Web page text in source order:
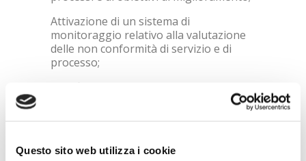
Questo sito web utilizza i cookie
Attivazione di un sistema di
monitoraggio relativo alla valutazione
delle non conformità di servizio e di
processo;
pianificazioni;